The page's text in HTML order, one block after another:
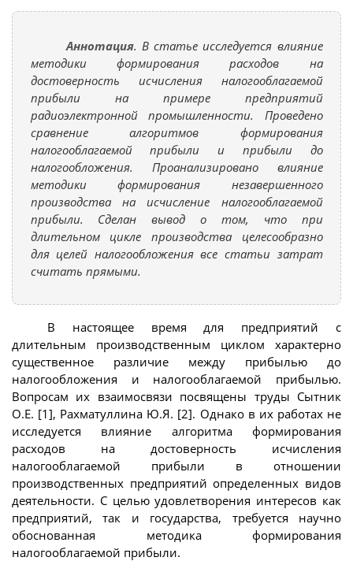
Аннотация. В статье исследуется влияние
методики формирования расходов на
достоверность исчисления налогооблагаемой
прибыли на примере предприятий
радиоэлектронной промышленности. Проведено
сравнение алгоритмов формирования
налогооблагаемой прибыли и прибыли до
налогообложения. Проанализировано влияние
методики формирования незавершенного
производства на исчисление налогооблагаемой
прибыли. Сделан вывод о том, что при
длительном цикле производства целесообразно
для целей налогообложения все статьи затрат
считать прямыми.
В настоящее время для предприятий с
длительным производственным циклом характерно
существенное различие между прибылью до
налогообложения и налогооблагаемой прибылью.
Вопросам их взаимосвязи посвящены труды Сытник
О.Е. [1], Рахматуллина Ю.Я. [2]. Однако в их работах не
исследуется влияние алгоритма формирования
расходов на достоверность исчисления
налогооблагаемой прибыли в отношении
производственных предприятий определенных видов
деятельности. С целью удовлетворения интересов как
предприятий, так и государства, требуется научно
обоснованная методика формирования
налогооблагаемой прибыли.